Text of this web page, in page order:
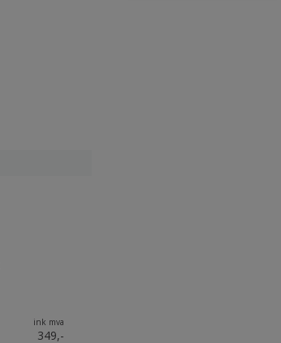
ink mva
349,-